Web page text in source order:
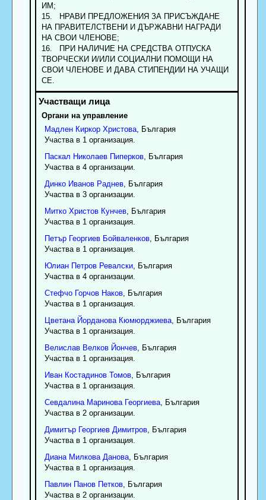
ИМ;
15. НРАВИ ПРЕДЛОЖЕНИЯ ЗА ПРИСЪЖДАНЕ
НА ПРАВИТЕЛСТВЕНИ И ДЪРЖАВНИ НАГРАДИ
НА СВОИ ЧЛЕНОВЕ;
16. ПРИ НАЛИЧИЕ НА СРЕДСТВА ОТПУСКА
ТВОРЧЕСКИ И/ИЛИ СОЦИАЛНИ ПОМОЩИ НА
СВОИ ЧЛЕНОВЕ И ДАВА СТИПЕНДИИ НА УЧАЩИ
СЕ.
Органи на управление
Мадлен Киркор Христова, България
Участва в 1 организация.
Паскал Николаев Пиперков, България
Участва в 4 организации.
Динко Иванов Раднев, България
Участва в 3 организации.
Митко Христов Кунчев, България
Участва в 1 организация.
Петър Георгиев Бойваленков, България
Участва в 1 организация.
Юлиан Петров Ревалски, България
Участва в 4 организации.
Стефчо Горчов Наков, България
Участва в 1 организация.
Цветана Йорданова Кюмюрджиева, България
Участва в 1 организация.
Велислав Велков Йончев, България
Участва в 1 организация.
Иван Костадинов Томов, България
Участва в 1 организация.
Севдалина Маринова Георгиева, България
Участва в 2 организации.
Димитър Георгиев Димитров, България
Участва в 1 организация.
Диана Милкова Данова, България
Участва в 1 организация.
Павлин Панов Петков, България
Участва в 2 организации.